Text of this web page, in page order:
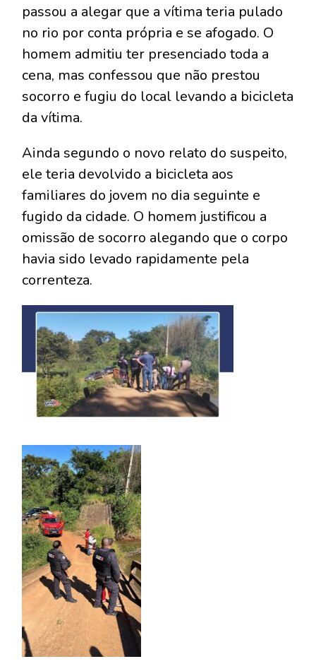
passou a alegar que a vítima teria pulado
no rio por conta própria e se afogado. O
homem admitiu ter presenciado toda a
cena, mas confessou que não prestou
socorro e fugiu do local levando a bicicleta
da vítima.
Ainda segundo o novo relato do suspeito,
ele teria devolvido a bicicleta aos
familiares do jovem no dia seguinte e
fugido da cidade. O homem justificou a
omissão de socorro alegando que o corpo
havia sido levado rapidamente pela
correnteza.